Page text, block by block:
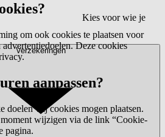
Kies voor wie je
Verzekeringen
om ook cookies te plaatsen voor
Deze cookies
aanpassen?
doelen wij cookies mogen plaatsen.
wijzigen via de link “Cookie-
pagina.